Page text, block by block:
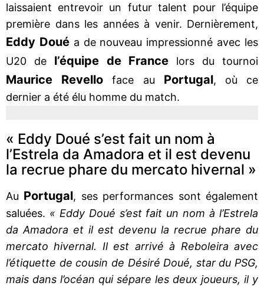
laissaient entrevoir un futur talent pour l’équipe
première dans les années à venir. Dernièrement,
Eddy Douéa de nouveau impressionné avec les
U20 de l’équipe de France lors du tournoi
Maurice Revello face au Portugal, où ce
dernier a été élu homme du match.
« Eddy Doué s’est fait un nom à
l’Estrela da Amadora et il est devenu
la recrue phare du mercato hivernal »
Au Portugal, ses performances sont également
saluées. « Eddy Doué s’est fait un nom à l’Estrela
da Amadora et il est devenu la recrue phare du
mercato hivernal. Il est arrivé à Reboleira avec
l’étiquette de cousin de Désiré Doué, star du PSG,
mais dans l’océan qui sépare les deux joueurs, il y